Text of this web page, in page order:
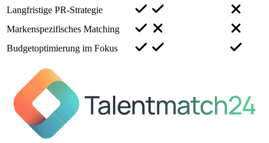
Langfristige PR-Strategie
Markenspezifisches Matching
Budgetoptimierung im Fokus